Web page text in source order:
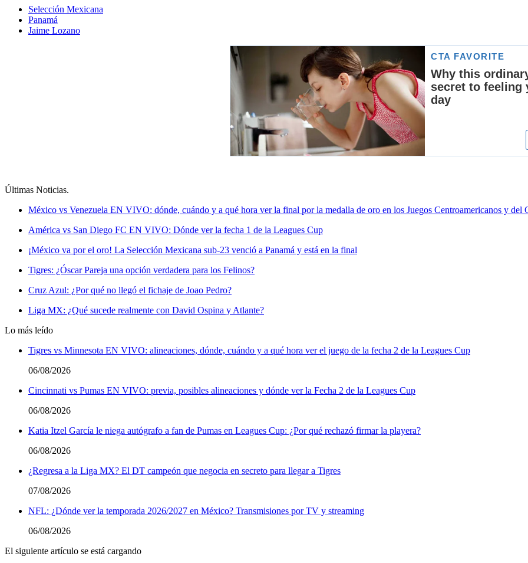
Selección Mexicana
Panamá
Jaime Lozano
Últimas Noticias.
México vs Venezuela EN VIVO: dónde, cuándo y a qué hora ver la final por la medalla de oro en los Juegos Centroamericanos y del
América vs San Diego FC EN VIVO: Dónde ver la fecha 1 de la Leagues Cup
¡México va por el oro! La Selección Mexicana sub-23 venció a Panamá y está en la final
Tigres: ¿Óscar Pareja una opción verdadera para los Felinos?
Cruz Azul: ¿Por qué no llegó el fichaje de Joao Pedro?
Liga MX: ¿Qué sucede realmente con David Ospina y Atlante?
Lo más leído
Tigres vs Minnesota EN VIVO: alineaciones, dónde, cuándo y a qué hora ver el juego de la fecha 2 de la Leagues Cup
06/08/2026
Cincinnati vs Pumas EN VIVO: previa, posibles alineaciones y dónde ver la Fecha 2 de la Leagues Cup
06/08/2026
Katia Itzel García le niega autógrafo a fan de Pumas en Leagues Cup: ¿Por qué rechazó firmar la playera?
06/08/2026
¿Regresa a la Liga MX? El DT campeón que negocia en secreto para llegar a Tigres
07/08/2026
NFL: ¿Dónde ver la temporada 2026/2027 en México? Transmisiones por TV y streaming
06/08/2026
El siguiente artículo se está cargando